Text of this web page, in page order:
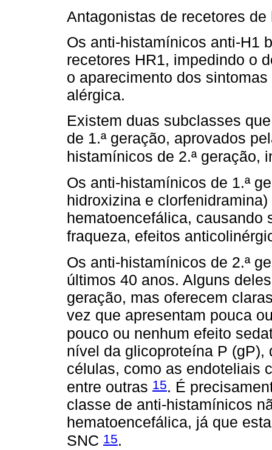
Antagonistas de recetores de
Os anti-histamínicos anti-H1
recetores HR1, impedindo o
o aparecimento dos
alérgica.
Existem duas subclasses
de 1.ª geração, aprovados
histamínicos de 2.ª geração,
Os anti-histamínicos de 1.ª
hidroxizina e
hematoencefálica, causando
fraqueza, efeitos
Os anti-histamínicos de 2.ª
últimos 40 anos. Alguns
geração, mas oferecem
vez que apresentam pouca
pouco ou nenhum efeito
nível da glicoproteína P (gP),
células, como as endoteliais
entre outras 15. É
classe de anti-histamínicos
hematoencefálica, já que
SNC 15.